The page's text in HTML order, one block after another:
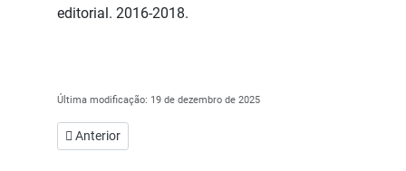
editorial. 2016-2018.
Última modificação: 19 de dezembro de 2025
Artigo anterior: Uma guardiã de memórias toma posse na
Anterior